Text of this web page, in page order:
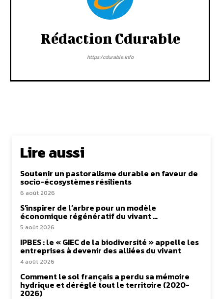
Rédaction Cdurable
https:/cdurable.info
Lire aussi
Soutenir un pastoralisme durable en faveur de
socio-écosystèmes résilients
6 août 2026
S’inspirer de l’arbre pour un modèle
économique régénératif du vivant …
5 août 2026
IPBES : le « GIEC de la biodiversité » appelle les
entreprises à devenir des alliées du vivant
4 août 2026
Comment le sol français a perdu sa mémoire
hydrique et déréglé tout le territoire (2020-
2026)